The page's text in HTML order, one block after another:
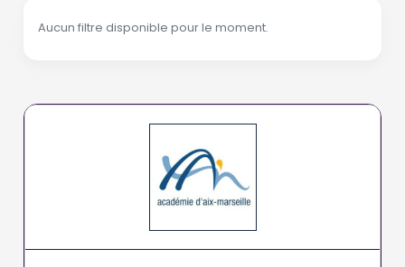
Aucun filtre disponible pour le moment.